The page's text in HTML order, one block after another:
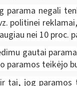
parama negali
politinei
nei 10 proc.
gautai
paramos teikėjo
tai, jog